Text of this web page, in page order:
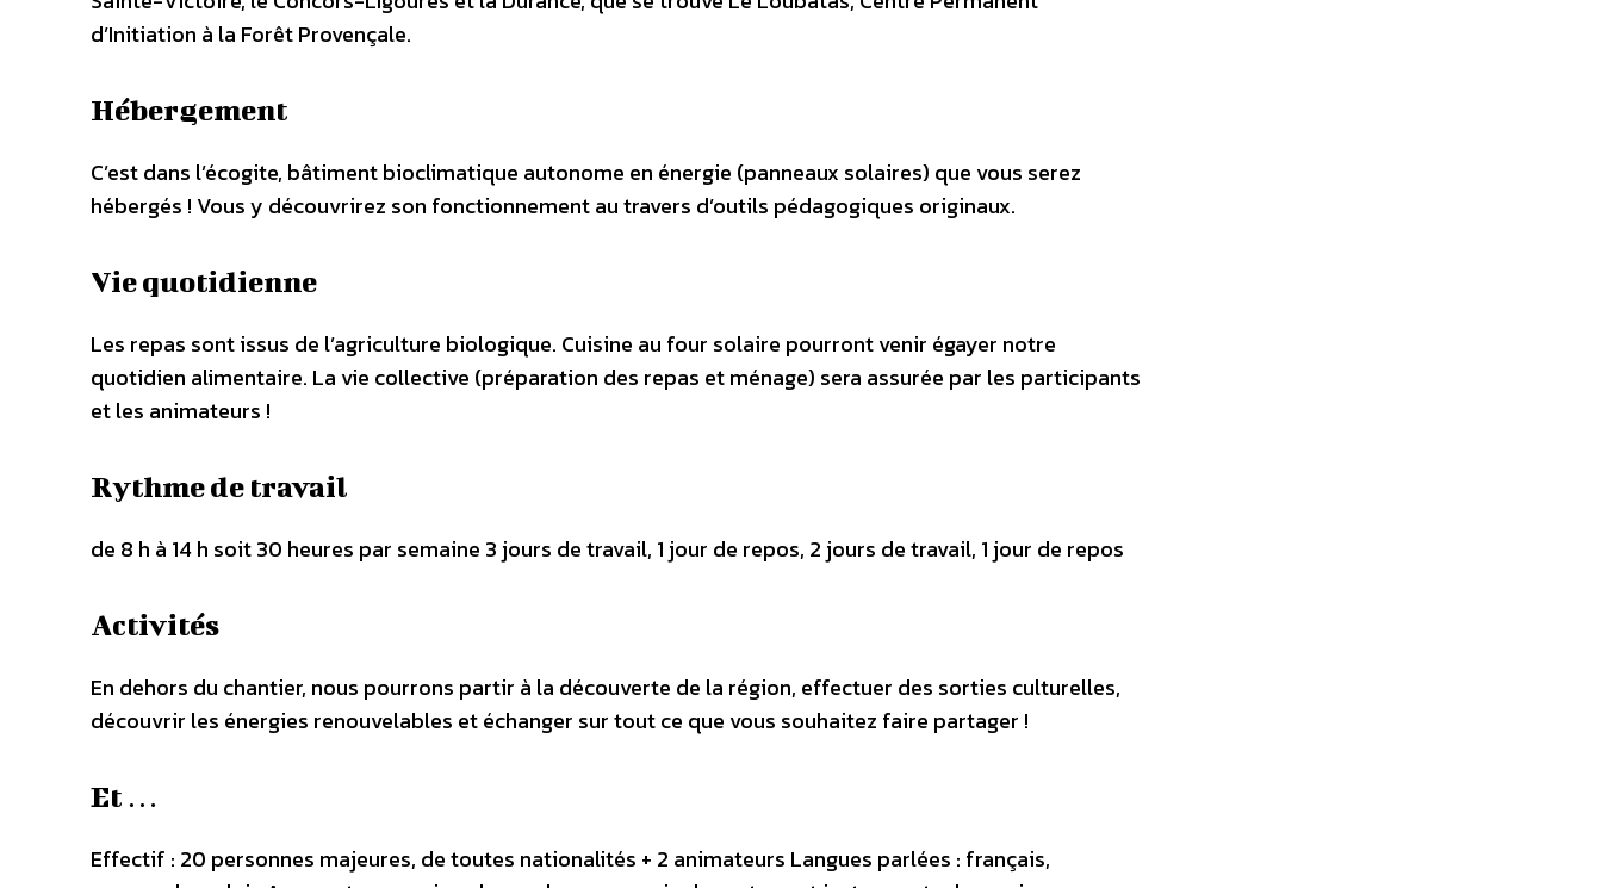
d’Initiation à la Forêt Provençale.
Hébergement
C’est dans l’écogite, bâtiment bioclimatique autonome en énergie (panneaux solaires) que vous serez
hébergés ! Vous y découvrirez son fonctionnement au travers d’outils pédagogiques originaux.
Vie quotidienne
Les repas sont issus de l’agriculture biologique. Cuisine au four solaire pourront venir égayer notre
quotidien alimentaire. La vie collective (préparation des repas et ménage) sera assurée par les participants
et les animateurs !
Rythme de travail
de 8 h à 14 h soit 30 heures par semaine 3 jours de travail, 1 jour de repos, 2 jours de travail, 1 jour de repos
Activités
En dehors du chantier, nous pourrons partir à la découverte de la région, effectuer des sorties culturelles,
découvrir les énergies renouvelables et échanger sur tout ce que vous souhaitez faire partager !
Et …
Effectif : 20 personnes majeures, de toutes nationalités + 2 animateurs Langues parlées : français,